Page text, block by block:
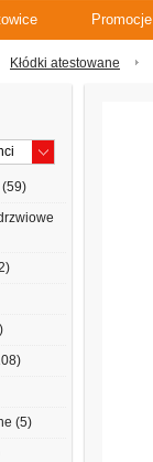
Promocje
Kłódki atestowane
(59)
(5)